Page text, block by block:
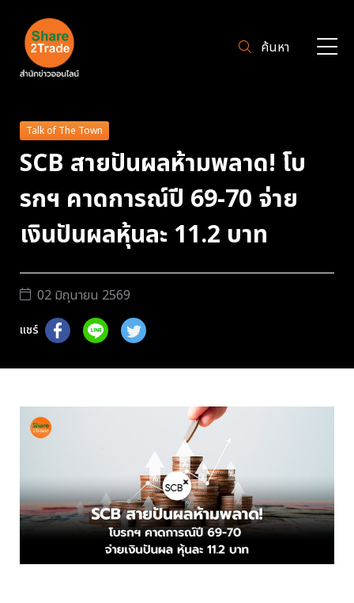
ค้นหา
Talk of The Town
SCB สายปันผลห้ามพลาด! โบ
รกฯ คาดการณ์ปี 69-70 จ่าย
เงินปันผลหุ้นละ 11.2 บาท
02 มิถุนายน 2569
แชร์